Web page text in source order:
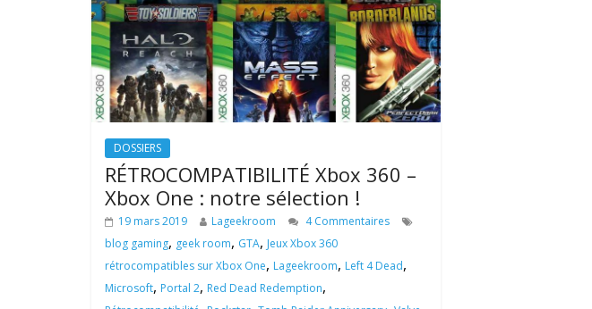
DOSSIERS
RÉTROCOMPATIBILITÉ Xbox 360 –
Xbox One : notre sélection !
19 mars 2019 Lageekroom
4 Commentaires
blog gaming, geek room, GTA, Jeux Xbox 360
rétrocompatibles sur Xbox One, Lageekroom, Left 4 Dead,
Microsoft, Portal 2, Red Dead Redemption,